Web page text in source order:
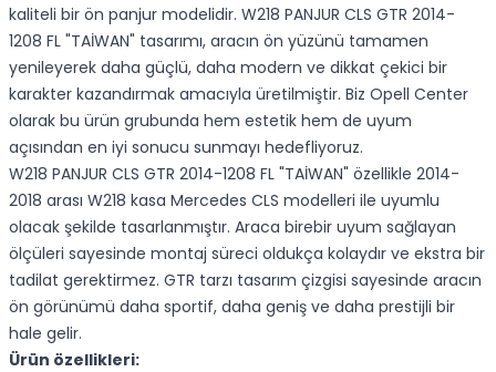
kaliteli bir ön panjur modelidir. W218 PANJUR CLS GTR 2014-
1208 FL "TAİWAN" tasarımı, aracın ön yüzünü tamamen
yenileyerek daha güçlü, daha modern ve dikkat çekici bir
karakter kazandırmak amacıyla üretilmiştir. Biz Opell Center
olarak bu ürün grubunda hem estetik hem de uyum
açısından en iyi sonucu sunmayı hedefliyoruz.
W218 PANJUR CLS GTR 2014-1208 FL "TAİWAN" özellikle 2014-
2018 arası W218 kasa Mercedes CLS modelleri ile uyumlu
olacak şekilde tasarlanmıştır. Araca birebir uyum sağlayan
ölçüleri sayesinde montaj süreci oldukça kolaydır ve ekstra bir
tadilat gerektirmez. GTR tarzı tasarım çizgisi sayesinde aracın
ön görünümü daha sportif, daha geniş ve daha prestijli bir
hale gelir.
Ürün özellikleri: